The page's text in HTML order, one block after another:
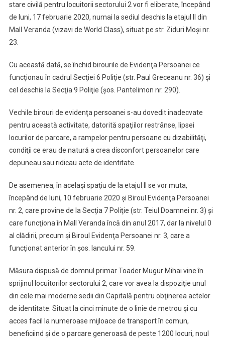
stare civilă pentru locuitorii sectorului 2 vor fi eliberate, începând
de luni, 17 februarie 2020, numai la sediul deschis la etajul II din
Mall Veranda (vizavi de World Class), situat pe str. Ziduri Moşi nr.
23.
Cu această dată, se închid birourile de Evidenţa Persoanei ce
funcţionau în cadrul Secţiei 6 Poliţie (str. Paul Greceanu nr. 36) şi
cel deschis la Secţia 9 Poliţie (şos. Pantelimon nr. 290).
Vechile birouri de evidenţa persoanei s-au dovedit inadecvate
pentru această activitate, datorită spaţiilor restrânse, lipsei
locurilor de parcare, a rampelor pentru persoane cu dizabilităţi,
condiţii ce erau de natură a crea disconfort persoanelor care
depuneau sau ridicau acte de identitate.
De asemenea, în acelaşi spaţiu de la etajul II se vor muta,
începând de luni, 10 februarie 2020 şi Biroul Evidenţa Persoanei
nr. 2, care provine de la Secţia 7 Poliţie (str. Teiul Doamnei nr. 3) şi
care funcţiona în Mall Veranda încă din anul 2017, dar la nivelul 0
al clădirii, precum şi Biroul Evidenţa Persoanei nr. 3, care a
funcţionat anterior în şos. Iancului nr. 59.
Măsura dispusă de domnul primar Toader Mugur Mihai vine în
sprijinul locuitorilor sectorului 2, care vor avea la dispoziţie unul
din cele mai moderne sedii din Capitală pentru obţinerea actelor
de identitate. Situat la cinci minute de o linie de metrou şi cu
acces facil la numeroase mijloace de transport în comun,
beneficiind şi de o parcare generoasă de peste 1200 locuri, noul